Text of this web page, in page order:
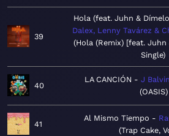
39
Hola (feat. Juhn &
Dalex, Lenny Tavárez &
Hola (Remix) [feat.
Single
40
LA CANCIÓN
J
OASIS
41
Al Mismo Tiempo
Trap Cake,